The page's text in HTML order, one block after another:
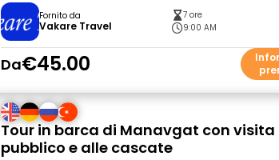
Fornito da
Vakare Travel
7 ore
9:00 AM
Da€45.00
Tour in barca di Manavgat con visita
pubblico e alle cascate